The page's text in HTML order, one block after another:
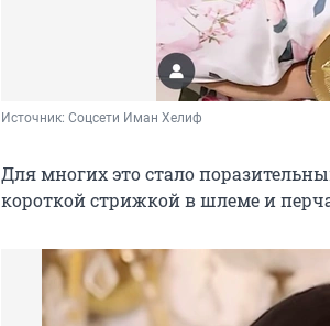
Источник: Соцсети Иман Хелиф
Для многих это стало
короткой стрижкой в шлеме и